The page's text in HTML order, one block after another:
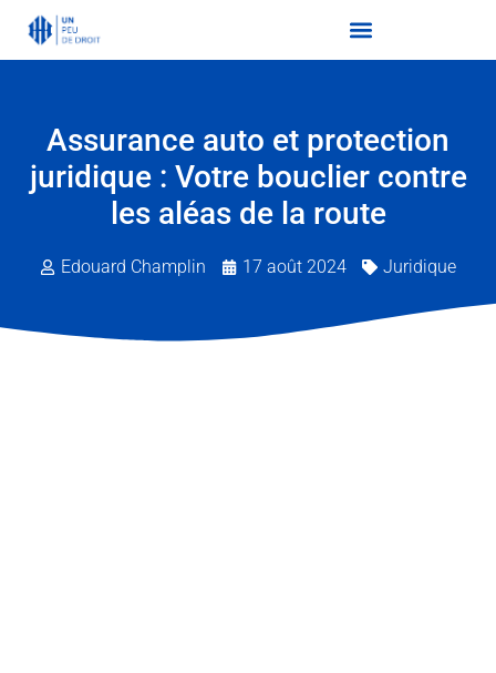
Assurance auto et protection
juridique : Votre bouclier contre
les aléas de la route
Edouard Champlin 17 août 2024 Juridique